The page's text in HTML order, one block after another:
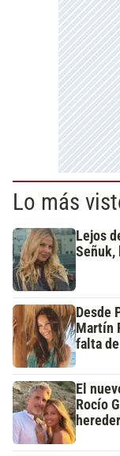
Lo más
Lejos
Señuk,
Desde
Martín
falta
El
Rocío